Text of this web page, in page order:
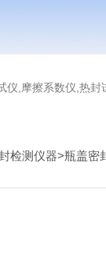
系数仪,热封试验仪,
检测仪器>瓶盖密